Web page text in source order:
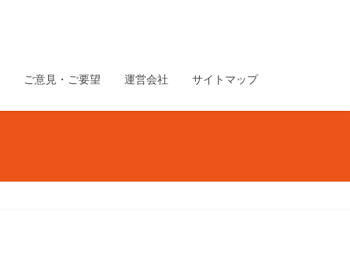
ご意見・ご要望 運営会社 サイトマップ